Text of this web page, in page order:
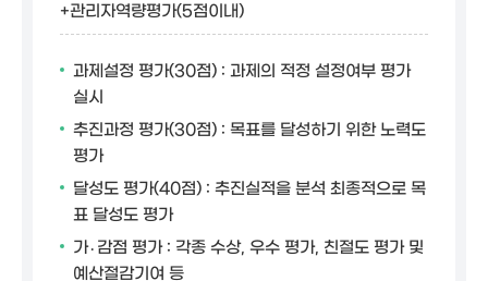
+관리자역량평가(5점이내)
과제설정 평가(30점) : 과제의 적정 설정여부 평가
실시
추진과정 평가(30점) : 목표를 달성하기 위한 노력도
평가
달성도 평가(40점) : 추진실적을 분석 최종적으로 목
표 달성도 평가
가․감점 평가 : 각종 수상, 우수 평가, 친절도 평가 및
예산절감기여 등